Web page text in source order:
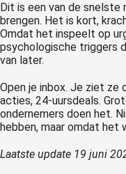
Dit is een van de
brengen. Het is kort,
Omdat het inspeelt op
psychologische triggers
van later.
Open je inbox. Je ziet ze
acties, 24-uursdeals.
ondernemers doen het.
hebben, maar omdat het
Laatste update 19 juni